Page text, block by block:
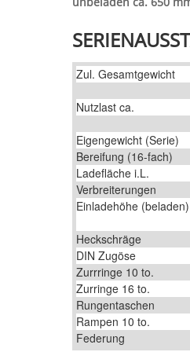
Zul. Gesamtgewicht
Nutzlast ca.
Eigengewicht (Serie)
Bereifung (16-fach)
Ladefläche i.L.
Verbreiterungen
Einladehöhe (beladen)
Heckschräge
DIN Zugöse
Zurrringe 10 to.
Zurringe 16 to.
Rungentaschen
Rampen 10 to.
Federung